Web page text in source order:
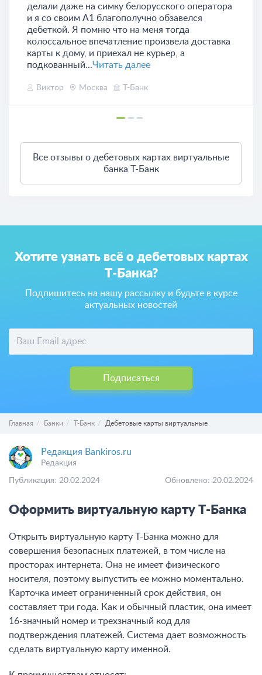
делали даже на симку белорусского оператора
и я со своим А1 благополучно обзавелся
дебеткой. Я помню что на меня тогда
колоссальное впечатление произвела доставка
карты к дому, и приехал не курьер, а
подкованный...Читать далее
Виктор Москва Т-Банк
Все отзывы о дебетовых картах виртуальные
банка Т-Банк
Хотите узнать всё о дебетовых картах
Т-Банка?
Подпишитесь на нашу рассылку и будьте в курсе
актуальных новостей
Подписаться
Главная Банки Т-Банк Дебетовые карты виртуальные
Редакция Bankiros.ru
Редакция
Публикация: 20.02.2024 Обновлено: 20.02.2024
Оформить виртуальную карту Т-Банка
Открыть виртуальную карту Т-Банка можно для
совершения безопасных платежей, в том числе на
просторах интернета. Она не имеет физического
носителя, поэтому выпустить ее можно моментально.
Карточка имеет ограниченный срок действия, он
составляет три года. Как и обычный пластик, она имеет
16-значный номер и трехзначный код для
подтверждения платежей. Система дает возможность
сделать виртуальную карту именной.